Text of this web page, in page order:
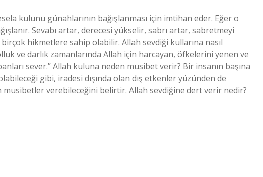
kulunu günahlarının bağışlanması için imtihan eder. Eğer o
Sevabı artar, derecesi yükselir, sabrı artar, sabretmeyi
hikmetlere sahip olabilir. Allah sevdiği kullarına nasıl
ve darlık zamanlarında Allah için harcayan, öfkelerini yenen ve
sever.” Allah kuluna neden musibet verir? Bir insanın başına
gibi, iradesi dışında olan dış etkenler yüzünden de
musibetler verebileceğini belirtir. Allah sevdiğine dert verir nedir?